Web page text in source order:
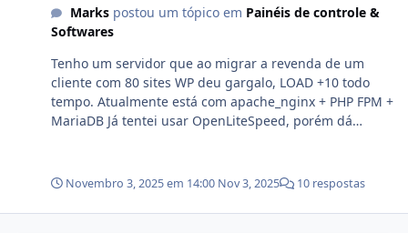
Markspostou um tópico em Painéis de controle &
Softwares
Tenho um servidor que ao migrar a revenda de um
cliente com 80 sites WP deu gargalo, LOAD +10 todo
tempo. Atualmente está com apache_nginx + PHP FPM +
MariaDB Já tentei usar OpenLiteSpeed, porém dá
DirectAdmin com o LiteSpeed, teve bom desempenho?
licença (print abaixo) daria certo? esses 8GB da licença é
Novembro 3, 2025 em 14:00 Nov 3, 2025 10 respostas